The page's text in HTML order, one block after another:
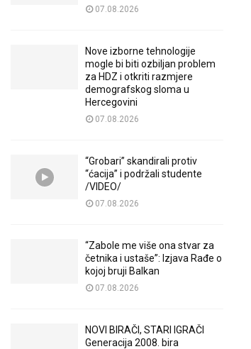
07.08.2026
Nove izborne tehnologije
mogle bi biti ozbiljan problem
za HDZ i otkriti razmjere
demografskog sloma u
Hercegovini
07.08.2026
“Grobari” skandirali protiv
“ćacija” i podržali studente
/VIDEO/
07.08.2026
“Zabole me više ona stvar za
četnika i ustaše”: Izjava Rađe o
kojoj bruji Balkan
07.08.2026
NOVI BIRAČI, STARI IGRAČI
Generacija 2008. bira